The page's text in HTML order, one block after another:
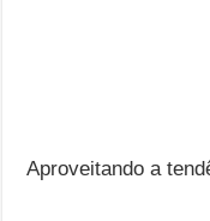
Aproveitando a